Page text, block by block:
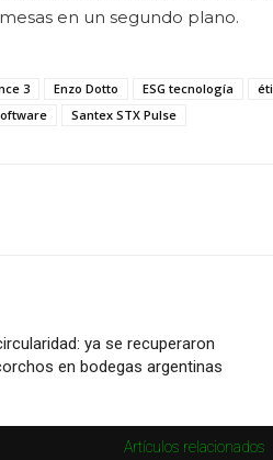
en un segundo plano.
3 Enzo Dotto ESG tecnología
Santex STX Pulse
ya se recuperaron
en bodegas argentinas
Artículos relacionados